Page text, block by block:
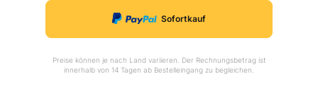
Sofortkauf
Preise können je nach Land variieren. Der Rechnungsbetrag ist
innerhalb von 14 Tagen ab Bestelleingang zu begleichen.